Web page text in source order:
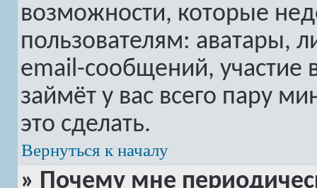
возможности, которые
пользователям: аватары,
email-сообщений, участие
займёт у вас всего пару
это сделать.
Вернуться к началу
» Почему мне